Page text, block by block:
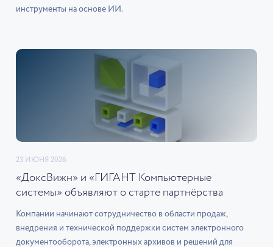
инструменты на основе ИИ.
23 ИЮНЯ 2026
«ДоксВижн» и «ГИГАНТ Компьютерные
системы» объявляют о старте партнёрства
Компании начинают сотрудничество в области продаж,
внедрения и технической поддержки систем электронного
документооборота, электронных архивов и решений для